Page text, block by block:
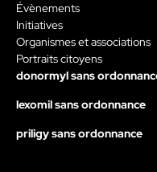
Évènements
Initiatives
Organismes et associations
Portraits citoyens
donormyl sans
lexomil sans ordonnance
priligy sans ordonnance